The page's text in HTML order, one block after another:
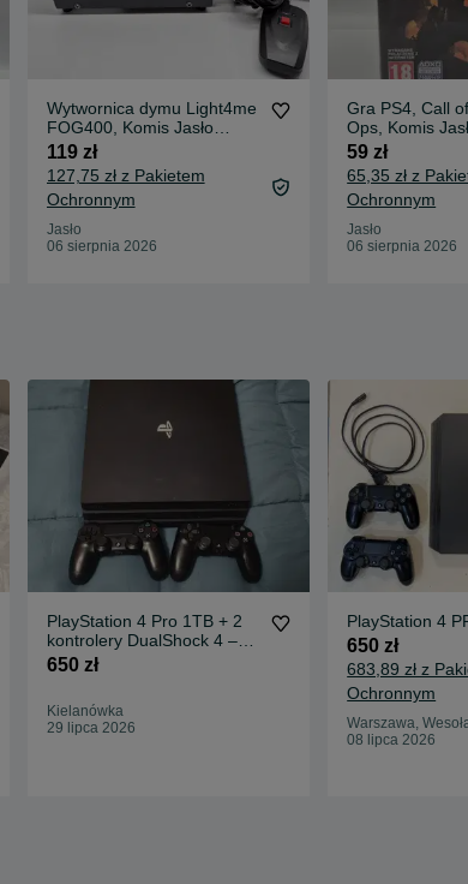
Wytwornica dymu Light4me
FOG400, Komis Jasło
Czackiego
119 zł
127,75 zł z Pakietem
Ochronnym
Jasło
06 sierpnia 2026
Gra PS4, Call
Ops, Komis
Czackiego
59 zł
65,35 zł z
Ochronnym
Jasło
06 sierpnia 2026
PlayStation 4 Pro 1TB + 2
kontrolery DualShock 4 –
sprawna, komplet
650 zł
Kielanówka
29 lipca 2026
PlayStation 4
650 zł
683,89 zł z
Ochronnym
Warszawa,
08 lipca 2026